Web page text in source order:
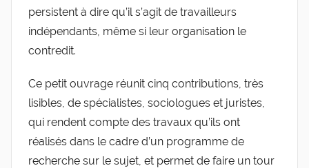
persistent à dire qu’il s’agit de travailleurs
indépendants, même si leur organisation le
contredit.
Ce petit ouvrage réunit cinq contributions, très
lisibles, de spécialistes, sociologues et juristes,
qui rendent compte des travaux qu’ils ont
réalisés dans le cadre d’un programme de
recherche sur le sujet, et permet de faire un tour